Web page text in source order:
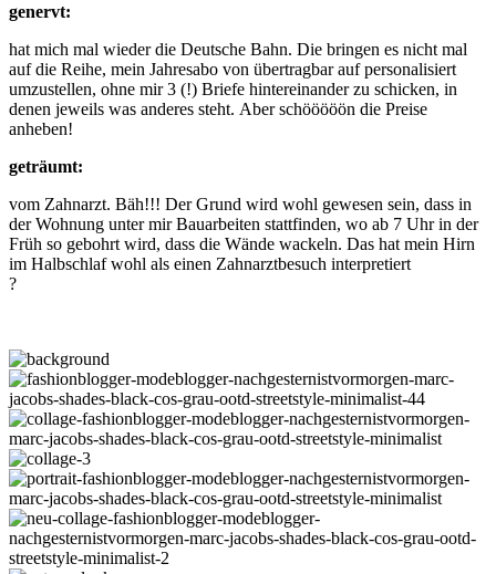
genervt:
hat mich mal wieder die Deutsche Bahn. Die bringen es nicht mal
auf die Reihe, mein Jahresabo von übertragbar auf personalisiert
umzustellen, ohne mir 3 (!) Briefe hintereinander zu schicken, in
denen jeweils was anderes steht. Aber schööööön die Preise
anheben!
geträumt:
vom Zahnarzt. Bäh!!! Der Grund wird wohl gewesen sein, dass in
der Wohnung unter mir Bauarbeiten stattfinden, wo ab 7 Uhr in der
Früh so gebohrt wird, dass die Wände wackeln. Das hat mein Hirn
im Halbschlaf wohl als einen Zahnarztbesuch interpretiert
?